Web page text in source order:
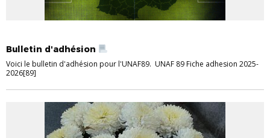
Bulletin d'adhésion
Voici le bulletin d'adhésion pour l'UNAF89. UNAF 89 Fiche adhesion 2025-
2026[89]